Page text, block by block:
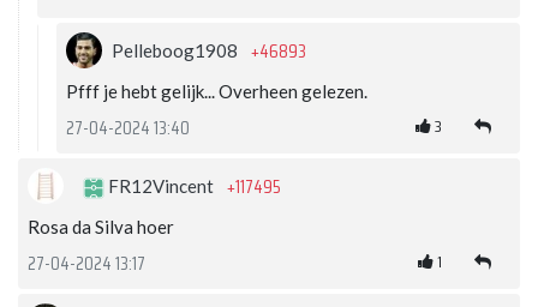
Pelleboog1908 +46893
Pfff je hebt gelijk... Overheen gelezen.
27-04-2024 13:40 3
FR12Vincent +117495
Rosa da Silva hoer
27-04-2024 13:17 1